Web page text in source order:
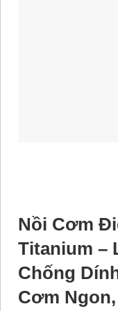
Nồi Cơm
Titanium –
Chống
Cơm